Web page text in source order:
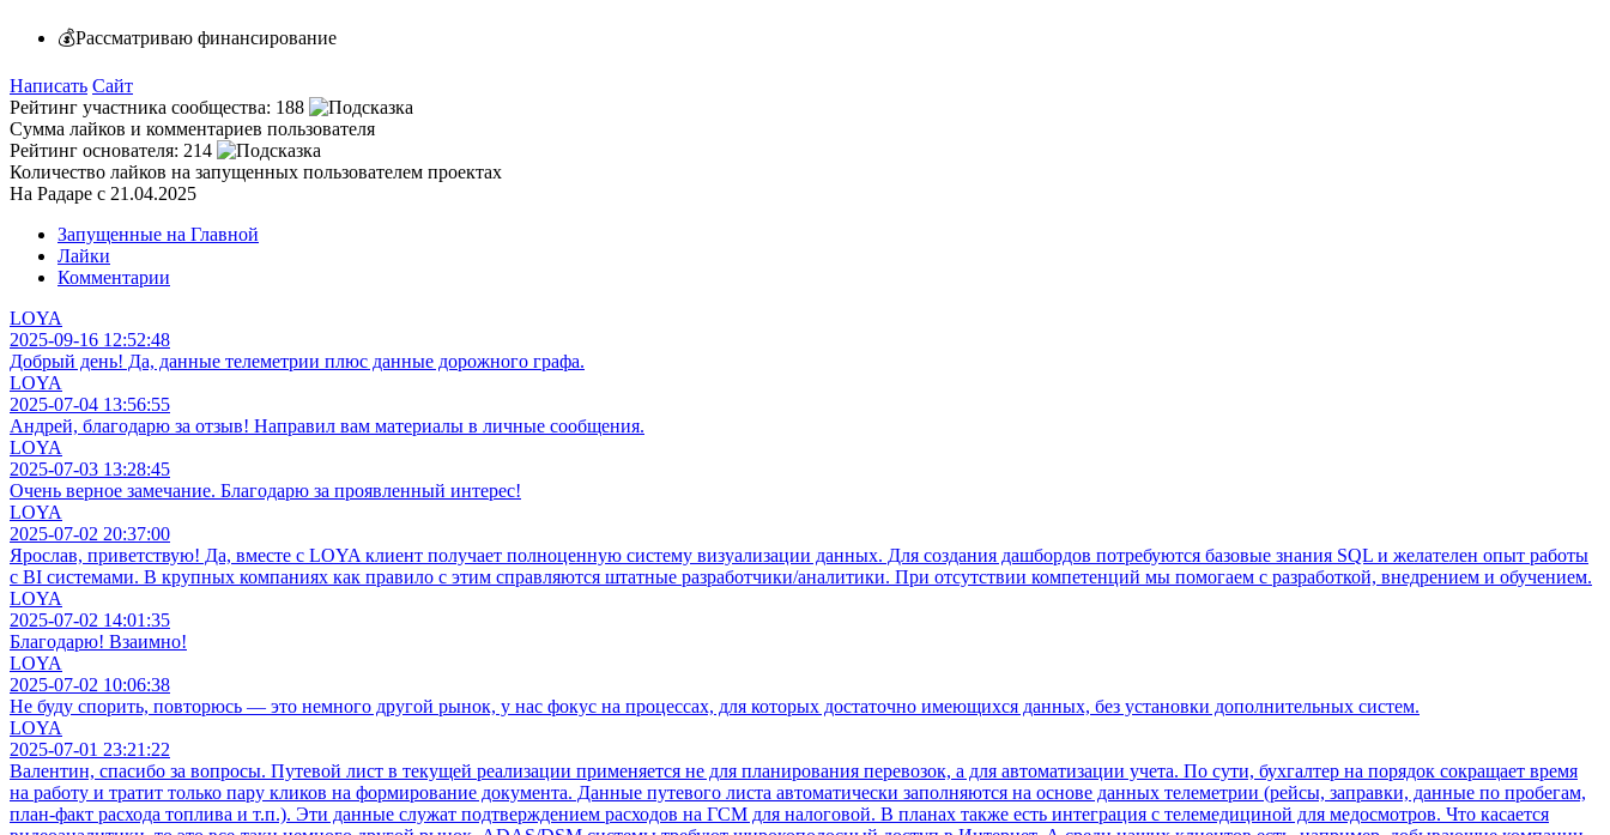
💰Рассматриваю финансирование
Написать Сайт
Рейтинг участника сообщества: 188
Сумма лайков и комментариев пользователя
Рейтинг основателя: 214
Количество лайков на запущенных пользователем проектах
На Радаре с 21.04.2025
Запущенные на Главной
Лайки
Комментарии
LOYA
2025-09-16 12:52:48
Добрый день! Да, данные телеметрии плюс данные дорожного графа.
LOYA
2025-07-04 13:56:55
Андрей, благодарю за отзыв! Направил вам материалы в личные сообщения.
LOYA
2025-07-03 13:28:45
Очень верное замечание. Благодарю за проявленный интерес!
LOYA
2025-07-02 20:37:00
Ярослав, приветствую! Да, вместе с LOYA клиент получает полноценную систему визуализации данных. Для создания дашбордов потребуются базовые знания SQL и желателен опыт работы
с BI системами. В крупных компаниях как правило с этим справляются штатные разработчики/аналитики. При отсутствии компетенций мы помогаем с разработкой, внедрением и обучением.
LOYA
2025-07-02 14:01:35
Благодарю! Взаимно!
LOYA
2025-07-02 10:06:38
Не буду спорить, повторюсь — это немного другой рынок, у нас фокус на процессах, для которых достаточно имеющихся данных, без установки дополнительных систем.
LOYA
2025-07-01 23:21:22
Валентин, спасибо за вопросы. Путевой лист в текущей реализации применяется не для планирования перевозок, а для автоматизации учета. По сути, бухгалтер на порядок сокращает время
на работу и тратит только пару кликов на формирование документа. Данные путевого листа автоматически заполняются на основе данных телеметрии (рейсы, заправки, данные по пробегам,
план-факт расхода топлива и т.п.). Эти данные служат подтверждением расходов на ГСМ для налоговой. В планах также есть интеграция с телемедициной для медосмотров. Что касается